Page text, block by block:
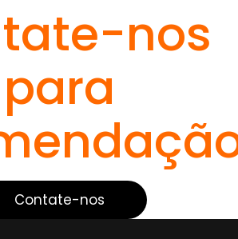
nos
para
Contate-nos